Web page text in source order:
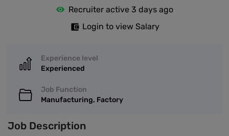
Recruiter active 3 days ago
Login to view Salary
Experience level
Experienced
Job Function
Manufacturing, Factory
Job Description